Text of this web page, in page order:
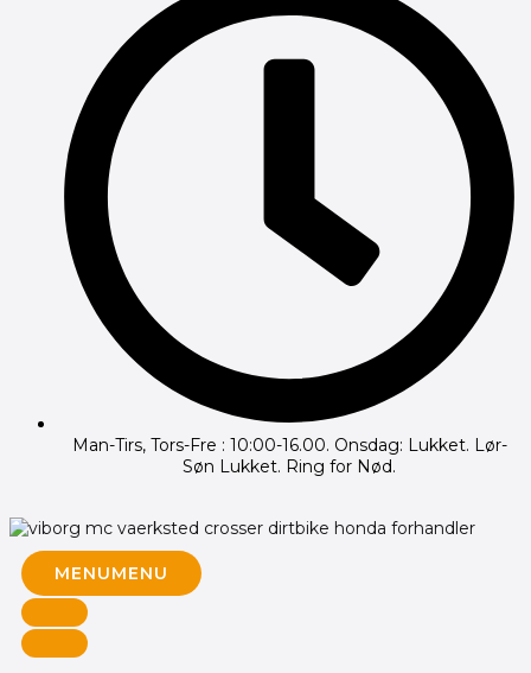
Man-Tirs, Tors-Fre : 10:00-16.00. Onsdag: Lukket. Lør-
Søn Lukket. Ring for Nød.
MENUMENU